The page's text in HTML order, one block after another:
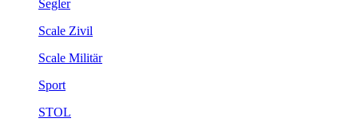
Segler
Scale Zivil
Scale Militär
Sport
STOL